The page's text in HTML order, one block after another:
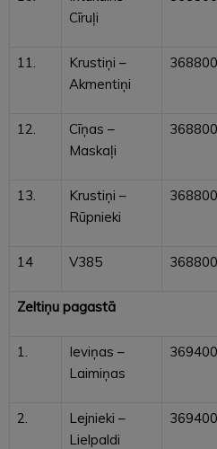
Cīruļi
11.
Krustiņi –
Akmentiņi
12.
Cīņas –
Maskaļi
13.
Krustiņi –
Rūpnieki
14 V385
Zeltiņu pagastā
1.
Ieviņas –
Laimiņas
2.
Lejnieki –
Lielpaldi